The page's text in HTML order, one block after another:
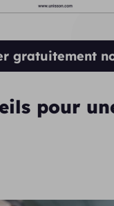
gratuitement
pour